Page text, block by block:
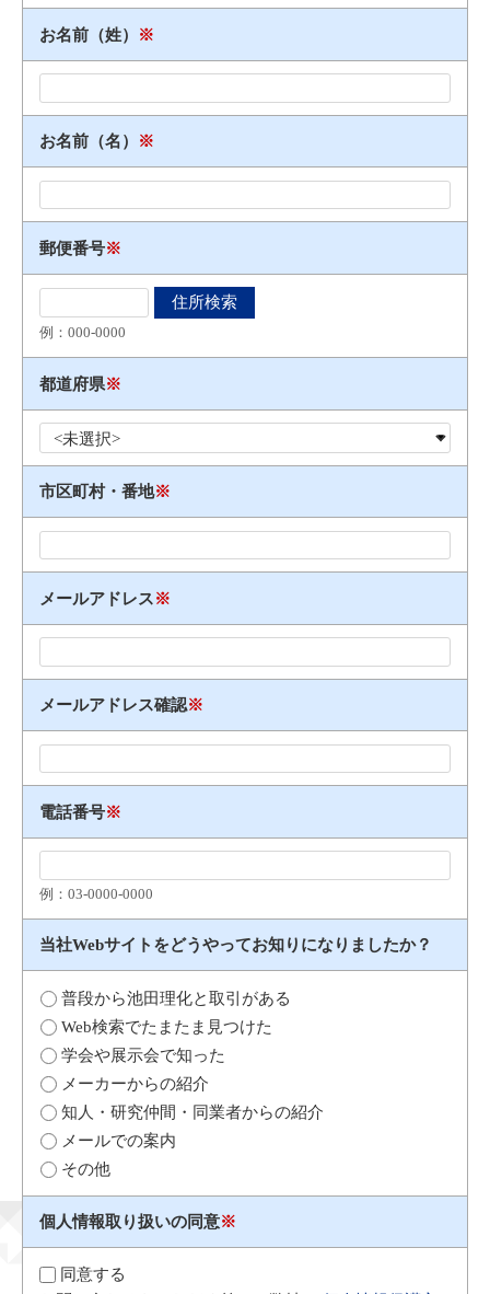
お名前（姓） ※
お名前（名） ※
郵便番号※
例：000​-​0000
都道府県※
市区町村・番地※
メールアドレス※
メールアドレス確認※
電話番号※
例：03​-​0000​-​0000
当社Webサイトをどうやってお知りになりましたか？
普段から池田理化と取引がある
Web検索でたまたま見つけた
学会や展示会で知った
メーカーからの紹介
知人・研究仲間・同業者からの紹介
メールでの案内
その他
個人情報取り扱いの同意※
同意する